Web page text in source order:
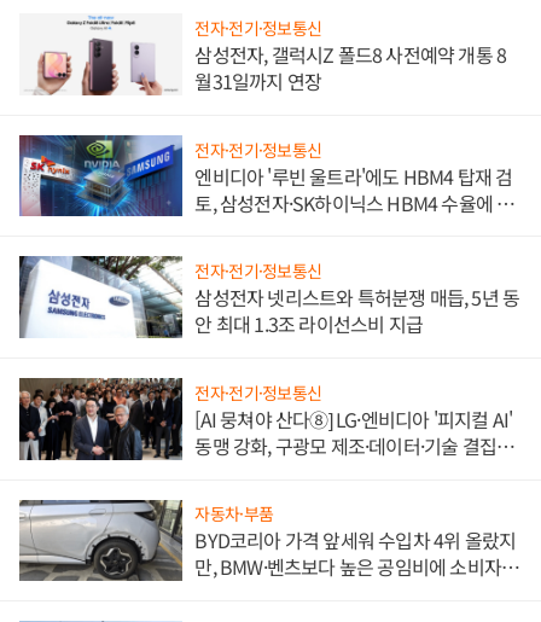
전자·전기·정보통신
삼성전자, 갤럭시Z 폴드8 사전예약 개통 8
월31일까지 연장
전자·전기·정보통신
엔비디아 '루빈 울트라'에도 HBM4 탑재 검
토, 삼성전자·SK하이닉스 HBM4 수율에 주
전자·전기·정보통신
삼성전자 넷리스트와 특허분쟁 매듭, 5년 동
안 최대 1.3조 라이선스비 지급
전자·전기·정보통신
[AI 뭉쳐야 산다⑧] LG·엔비디아 '피지컬 AI'
동맹 강화, 구광모 제조·데이터·기술 결집
자동차·부품
BYD코리아 가격 앞세워 수입차 4위 올랐지
만, BMW·벤츠보다 높은 공임비에 소비자